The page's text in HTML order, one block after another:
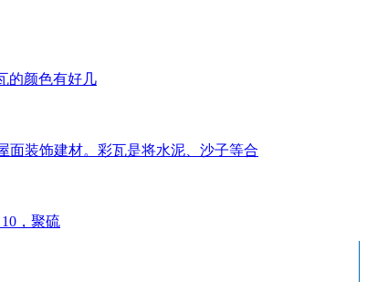
的颜色有好几
面装饰建材。彩瓦是将水泥、沙子等合
，聚硫